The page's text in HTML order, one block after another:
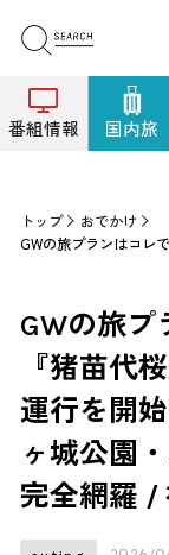
番組情報 国内旅
トップ
おでかけ
GWの旅プ
『猪苗代
運行を開
ヶ城公園
完全網羅 /